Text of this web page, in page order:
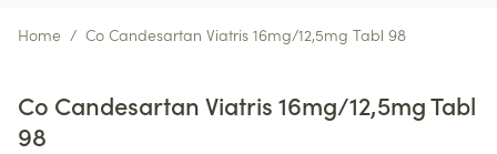
Home / Co Candesartan Viatris 16mg/12,5mg Tabl 98
Co Candesartan Viatris 16mg/12,5mg Tabl
98